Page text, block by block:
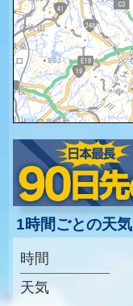
1時間ごとの天気
時間
天気